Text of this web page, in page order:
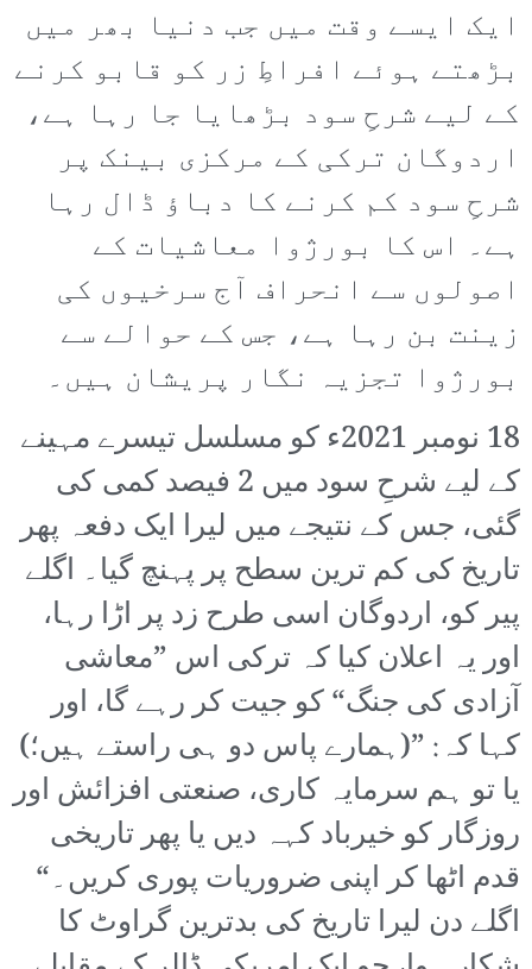
ایک ایسے وقت میں جب دنیا بھر میں
بڑھتے ہوئے افراطِ زر کو قابو کرنے
کے لیے شرحِ سود بڑھایا جا رہا ہے،
اردوگان ترکی کے مرکزی بینک پر
شرحِ سود کم کرنے کا دباؤ ڈال رہا
ہے۔ اس کا بورژوا معاشیات کے
اصولوں سے انحراف آج سرخیوں کی
زینت بن رہا ہے، جس کے حوالے سے
بورژوا تجزیہ نگار پریشان ہیں۔
18 نومبر 2021ء کو مسلسل تیسرے مہینے
کے لیے شرحِ سود میں 2 فیصد کمی کی
گئی، جس کے نتیجے میں لیرا ایک دفعہ پھر
تاریخ کی کم ترین سطح پر پہنچ گیا۔ اگلے
پیر کو، اردوگان اسی طرح زد پر اڑا رہا،
اور یہ اعلان کیا کہ ترکی اس ”معاشی
آزادی کی جنگ“ کو جیت کر رہے گا، اور
کہا کہ: ”(ہمارے پاس دو ہی راستے ہیں؛)
یا تو ہم سرمایہ کاری، صنعتی افزائش اور
روزگار کو خیرباد کہہ دیں یا پھر تاریخی
قدم اٹھا کر اپنی ضروریات پوری کریں۔“
اگلے دن لیرا تاریخ کی بدترین گراوٹ کا